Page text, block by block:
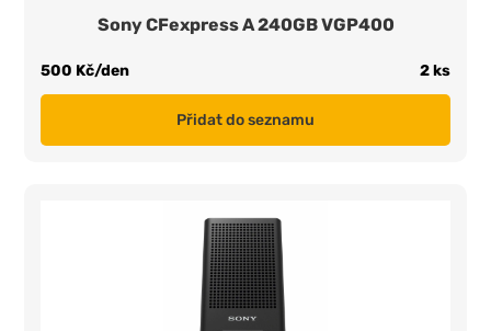
Sony CFexpress A 240GB VGP400
500 Kč/den 2 ks
Přidat do seznamu